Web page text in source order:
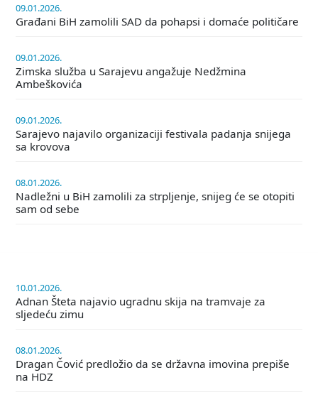
09.01.2026.
Građani BiH zamolili SAD da pohapsi i domaće političare
09.01.2026.
Zimska služba u Sarajevu angažuje Nedžmina
Ambeškovića
09.01.2026.
Sarajevo najavilo organizaciji festivala padanja snijega
sa krovova
08.01.2026.
Nadležni u BiH zamolili za strpljenje, snijeg će se otopiti
sam od sebe
10.01.2026.
Adnan Šteta najavio ugradnu skija na tramvaje za
sljedeću zimu
08.01.2026.
Dragan Čović predložio da se državna imovina prepiše
na HDZ